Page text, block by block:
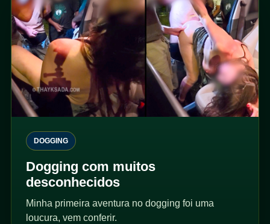
DOGGING
Dogging com muitos
desconhecidos
Minha primeira aventura no dogging foi uma
loucura, vem conferir.